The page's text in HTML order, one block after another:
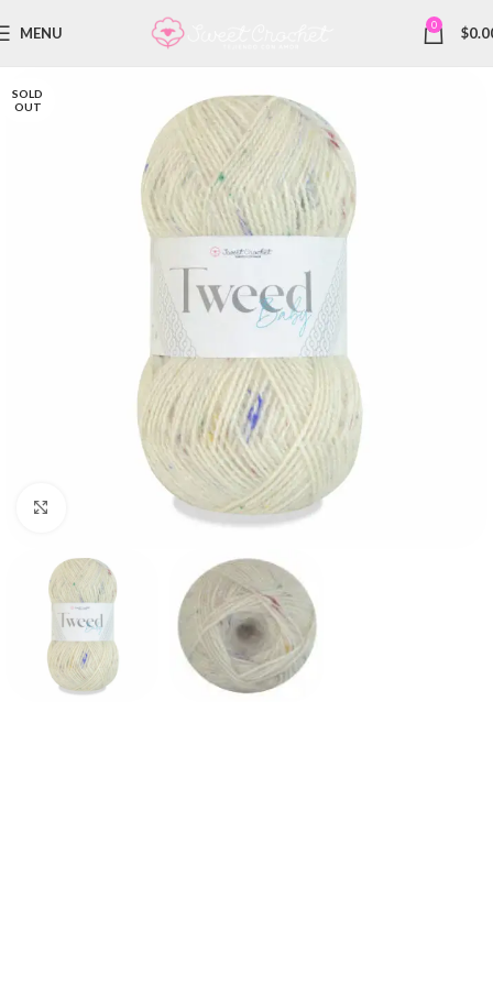
MENU 0 $
SOLD
OUT
Click to enlarge